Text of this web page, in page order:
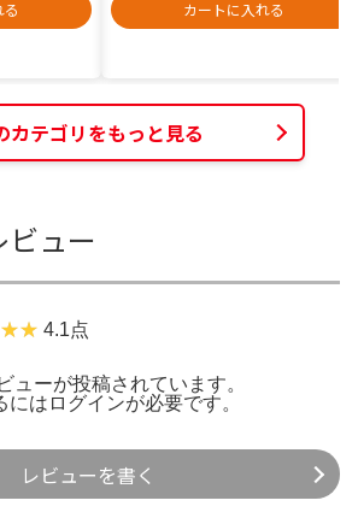
カートに入れる
カテゴリをもっと見る
ュー
4.1点
ューが投稿されています。
には ログインが必要です。
レビューを書く